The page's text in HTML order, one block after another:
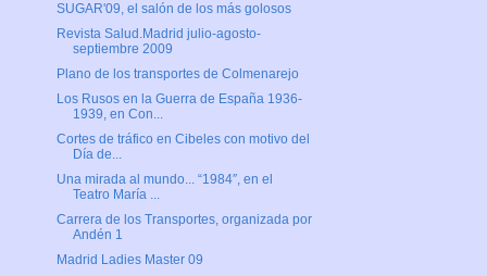
SUGAR'09, el salón de los más golosos
Revista Salud.Madrid julio-agosto-
septiembre 2009
Plano de los transportes de Colmenarejo
Los Rusos en la Guerra de España 1936-
1939, en Con...
Cortes de tráfico en Cibeles con motivo del
Día de...
Una mirada al mundo... “1984″, en el
Teatro María ...
Carrera de los Transportes, organizada por
Andén 1
Madrid Ladies Master 09